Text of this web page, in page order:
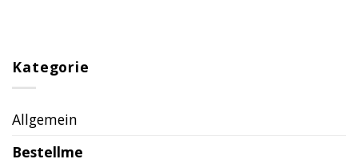
Kategorie
Allgemein
Bestellme